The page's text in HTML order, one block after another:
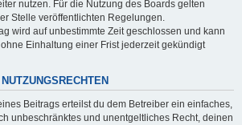
nutzen. Für die Nutzung des Boards gelten
Stelle veröffentlichten Regelungen.
wird auf unbestimmte Zeit geschlossen und kann
Einhaltung einer Frist jederzeit gekündigt
Beitrags erteilst du dem Betreiber ein einfaches,
unbeschränktes und unentgeltliches Recht, deinen